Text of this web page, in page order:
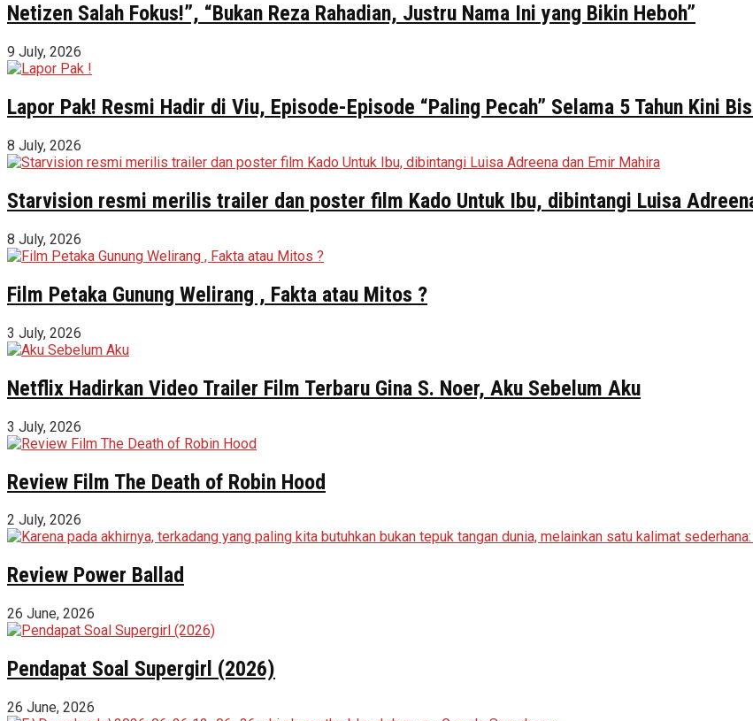
Netizen Salah Fokus!”, “Bukan Reza Rahadian, Justru Nama Ini yang Bikin Heboh”
9 July, 2026
Lapor Pak! Resmi Hadir di Viu, Episode-Episode “Paling Pecah” Selama 5 Tahun Kini
8 July, 2026
Starvision resmi merilis trailer dan poster film Kado Untuk Ibu, dibintangi Luisa
8 July, 2026
Film Petaka Gunung Welirang , Fakta atau Mitos ?
3 July, 2026
Netflix Hadirkan Video Trailer Film Terbaru Gina S. Noer, Aku Sebelum Aku
3 July, 2026
Review Film The Death of Robin Hood
2 July, 2026
Review Power Ballad
26 June, 2026
Pendapat Soal Supergirl (2026)
26 June, 2026